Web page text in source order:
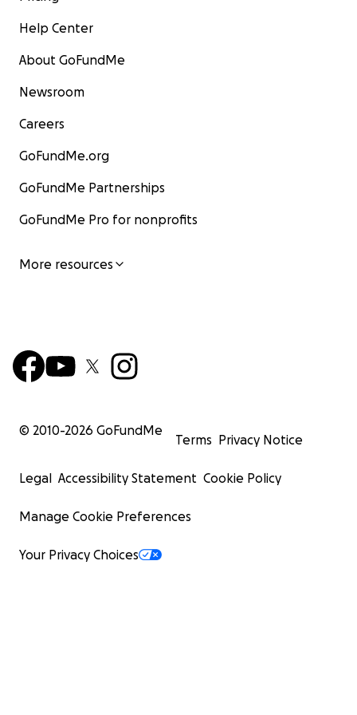
contribute in another way. More information and a
contact form can be found at 4en5meicastricum.nl.
permanently anchor this tribute to the Lancaster
Help Center
About GoFundMe
Newsroom
Careers
GoFundMe.org
GoFundMe Partnerships
GoFundMe Pro for nonprofits
More resources
© 2010-2026 GoFundMe
Terms Privacy Notice
Legal Accessibility Statement Cookie Policy
Manage Cookie Preferences
Your Privacy Choices